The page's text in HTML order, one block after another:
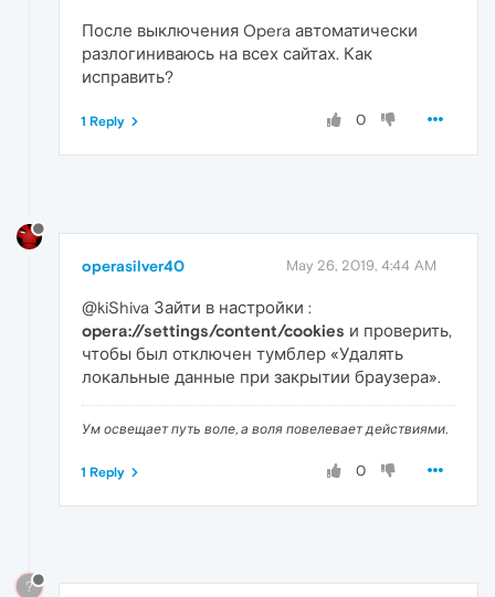
После выключения Opera автоматически
разлогиниваюсь на всех сайтах. Как
исправить?
0
1 Reply
operasilver40 May 26, 2019, 4:44 AM
@kiShiva Зайти в настройки :
opera://settings/content/cookies и проверить,
чтобы был отключен тумблер «Удалять
локальные данные при закрытии браузера».
Ум освещает путь воле, а воля повелевает действиями.
0
1 Reply
?